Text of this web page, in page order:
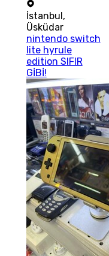
İstanbul ,
Üsküdar
nintendo switch
lite hyrule
edition SIFIR
GİBİ!